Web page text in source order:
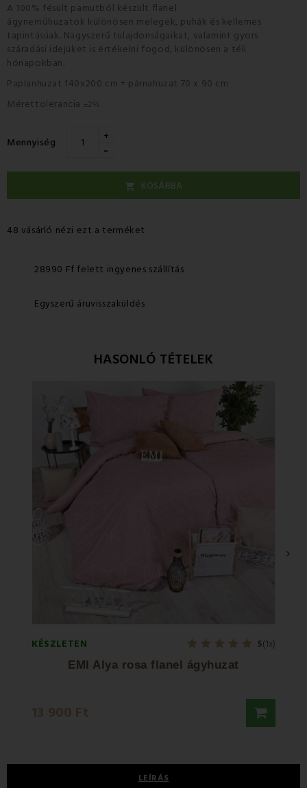
A 100% fésült pamutból készült flanel
ágyneműhuzatok különösen melegek, puhák és kellemes
tapintásúak . Nagyszerű tulajdonságaikat, valamint gyors
száradási idejüket is értékelni fogod, különösen a téli
hónapokban
Paplanhuzat 140x200 cm + párnahuzat 70 x 90 cm
Mérettolerancia
±2%
Mennyiség +
-
 KOSÁRBA
48 vásárló nézi ezt a terméket
28990 Ff felett ingyenes szállítás
Egyszerű áruvisszaküldés
HASONLÓ TÉTELEK
KÉSZLETEN 5(1x)
EMI Alya rosa flanel ágyhuzat
13 900 Ft
›
LEÍRÁS